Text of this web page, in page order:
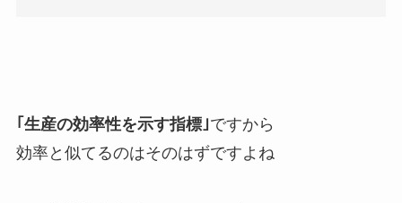
｢生産の効率性を示す指標｣ですから
効率と似てるのはそのはずですよね